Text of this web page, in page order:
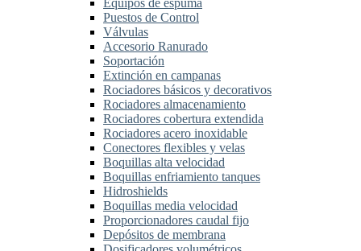
Equipos de espuma
Puestos de Control
Válvulas
Accesorio Ranurado
Soportación
Extinción en campanas
Rociadores básicos y decorativos
Rociadores almacenamiento
Rociadores cobertura extendida
Rociadores acero inoxidable
Conectores flexibles y velas
Boquillas alta velocidad
Boquillas enfriamiento tanques
Hidroshields
Boquillas media velocidad
Proporcionadores caudal fijo
Depósitos de membrana